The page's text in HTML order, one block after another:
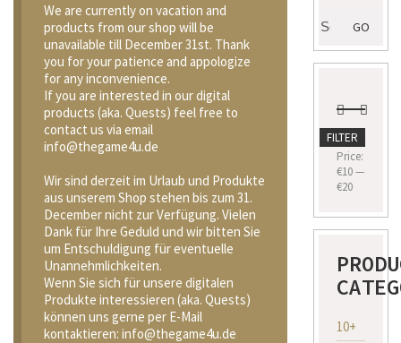
We are currently on vacation and
products from our shop will be
unavailable till December 31st. Thank
you for your patience and appologize
for any inconvenience.
If you are interested in our digital
products (aka. Quests) feel free to
contact us via email
info@thegame4u.de
Wir sind derzeit im Urlaub und Produkte
aus unserem Shop stehen bis zum 31.
December nicht zur Verfügung. Vielen
Dank für Ihre Geduld und wir bitten Sie
um Entschuldigung für eventuelle
Unannehmlichkeiten.
Wenn Sie sich für unsere digitalen
Produkte interessieren (aka. Quests)
können uns gerne per E-Mail
kontaktieren: info@thegame4u.de
for:
GO
Min
price
Max
price
FILTER
Price:
€10—
€20
10+